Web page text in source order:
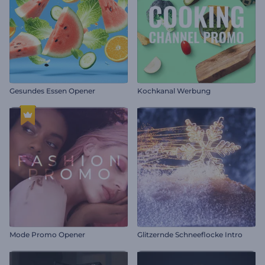
Gesundes Essen Opener Kochkanal Werbung
Mode Promo Opener Glitzernde Schneeflocke Intro